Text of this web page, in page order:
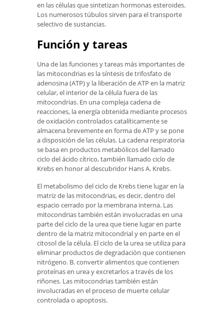
en las células que sintetizan hormonas esteroides.
Los numerosos túbulos sirven para el transporte
selectivo de sustancias.
Función y tareas
Una de las funciones y tareas más importantes de
las mitocondrias es la síntesis de trifosfato de
adenosina (ATP) y la liberación de ATP en la matriz
celular, el interior de la célula fuera de las
mitocondrias. En una compleja cadena de
reacciones, la energía obtenida mediante procesos
de oxidación controlados catalíticamente se
almacena brevemente en forma de ATP y se pone
a disposición de las células. La cadena respiratoria
se basa en productos metabólicos del llamado
ciclo del ácido cítrico, también llamado ciclo de
Krebs en honor al descubridor Hans A. Krebs.
El metabolismo del ciclo de Krebs tiene lugar en la
matriz de las mitocondrias, es decir, dentro del
espacio cerrado por la membrana interna. Las
mitocondrias también están involucradas en una
parte del ciclo de la urea que tiene lugar en parte
dentro de la matriz mitocondrial y en parte en el
citosol de la célula. El ciclo de la urea se utiliza para
eliminar productos de degradación que contienen
nitrógeno. B. convertir alimentos que contienen
proteínas en urea y excretarlos a través de los
riñones. Las mitocondrias también están
involucradas en el proceso de muerte celular
controlada o apoptosis.